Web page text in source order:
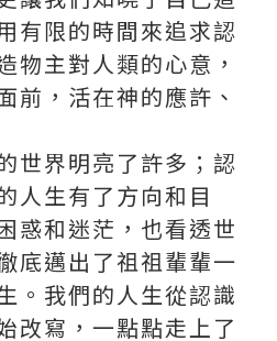
有限的時間來追求認
物主對人類的心意，
前，活在神的應許、
世界明亮了許多；認
人生有了方向和目
惑和迷茫，也看透世
底邁出了祖祖輩輩一
。我們的人生從認識
改寫，一點點走上了